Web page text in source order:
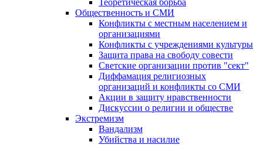
Теоретическая борьба
Общественность и СМИ
Конфликты с местным населением и
организациями
Конфликты с учреждениями культуры
Защита права на свободу совести
Светские организации против "сект"
Диффамация религиозных
организаций и конфликты со СМИ
Акции в защиту нравственности
Дискуссии о религии и обществе
Экстремизм
Вандализм
Убийства и насилие